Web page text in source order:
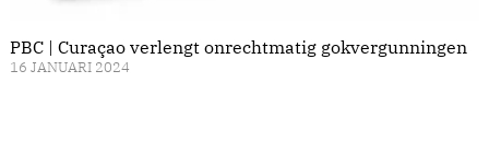
PBC | Curaçao verlengt onrechtmatig gokvergunningen
16 JANUARI 2024